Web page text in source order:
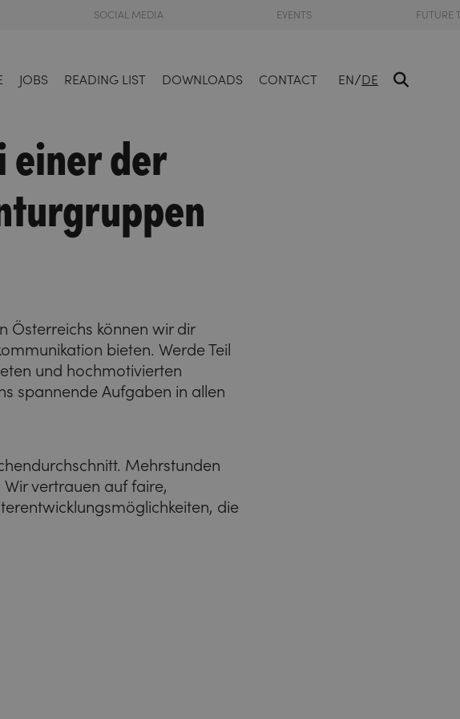
SOCIAL MEDIA EVENTS FUTURE
JOBS READING LIST DOWNLOADS CONTACT EN/DE
einer der
Österreichs können wir dir
bieten. Werde Teil
und hochmotivierten
spannende Aufgaben in allen
Mehrstunden
vertrauen auf faire,
die